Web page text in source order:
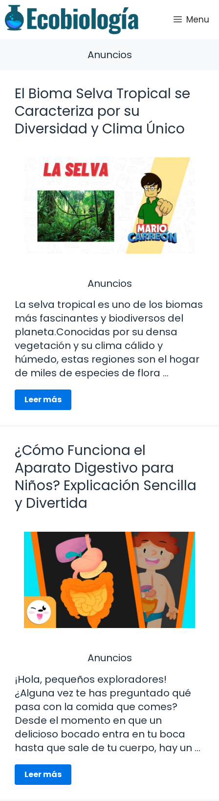
Saltar
al
contenido
Menu
Anuncios
El Bioma Selva Tropical se
Caracteriza por su
Diversidad y Clima Único
Anuncios
La selva tropical es uno de los biomas
más fascinantes y biodiversos del
planeta.Conocidas por su densa
vegetación y su clima cálido y
húmedo, estas regiones son el hogar
de miles de especies de flora …
Leer más
¿Cómo Funciona el
Aparato Digestivo para
Niños? Explicación Sencilla
y Divertida
Anuncios
¡Hola, pequeños exploradores!
¿Alguna vez te has preguntado qué
pasa con la comida que comes?
Desde el momento en que un
delicioso bocado entra en tu boca
hasta que sale de tu cuerpo, hay un …
Leer más